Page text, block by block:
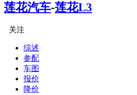
莲花汽车-莲花L3
关注
综述
参配
车图
报价
降价